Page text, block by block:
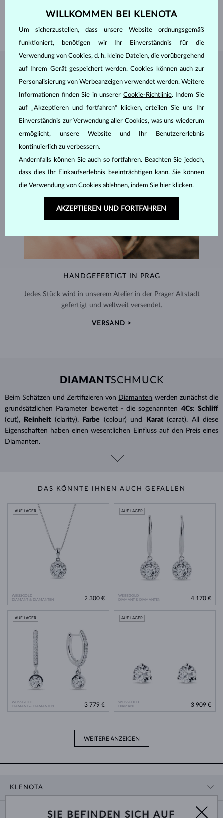
7.3 mm
GEWICHT 1.80 g
SCHMUCK AUS DEMKLENOTA ATELIER
HANDGEFERTIGT IN PRAG
Jedes Stück wird in unserem Atelier in der Prager Altstadt
gefertigt und weltweit versendet.
VERSAND >
DIAMANTSCHMUCK
Beim Schätzen und Zertifizieren von Diamanten werden zunächst die
grundsätzlichen Parameter bewertet - die sogenannten 4Cs: Schliff
(cut),
Reinheit (clarity), Farbe (colour) und Karat (carat). All diese
Eigenschaften haben einen wesentlichen Einfluss auf den Preis eines
Diamanten.
DAS KÖNNTE IHNEN AUCH GEFALLEN
WEISSGOLD
DIAMANT & DIAMANTEN
AUF LAGER
2 300 €
WEISSGOLD
DIAMANT & DIAMANTEN
AUF LAGER
4 170 €
WEISSGOLD
DIAMANT & DIAMANTEN
AUF LAGER
3 779 €
WEISSGOLD
DIAMANT
AUF LAGER
3 909 €
WEITERE ANZEIGEN
KLENOTA
WILLKOMMEN BEI KLENOTA
Um sicherzustellen, dass unsere Website ordnungsgemäß
funktioniert, benötigen wir Ihr Einverständnis für die
Verwendung von Cookies, d. h. kleine Dateien, die vorübergehend
auf Ihrem Gerät gespeichert werden. Cookies können auch zur
Personalisierung von Werbeanzeigen verwendet werden. Weitere
Informationen finden Sie in unserer Cookie-Richtlinie. Indem Sie
auf „Akzeptieren und fortfahren“ klicken, erteilen Sie uns Ihr
Einverständnis zur Verwendung aller Cookies, was uns wiederum
ermöglicht, unsere Website und Ihr Benutzererlebnis
kontinuierlich zu verbessern.
Andernfalls können Sie auch so fortfahren. Beachten Sie jedoch,
dass dies Ihr Einkaufserlebnis beeinträchtigen kann. Sie können
die Verwendung von Cookies ablehnen, indem Sie hier klicken.
AKZEPTIEREN UND FORTFAHREN
SIE BEFINDEN SICH AUF